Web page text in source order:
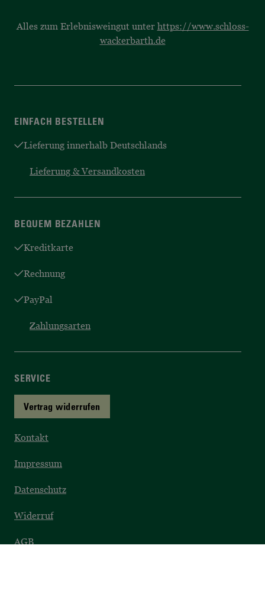
Alles zum Erlebnisweingut unter https://www.schloss-
wackerbarth.de
EINFACH BESTELLEN
Lieferung innerhalb Deutschlands
Lieferung & Versandkosten
BEQUEM BEZAHLEN
Kreditkarte
Rechnung
PayPal
Zahlungsarten
SERVICE
Vertrag widerrufen
Kontakt
Impressum
Datenschutz
Widerruf
AGB